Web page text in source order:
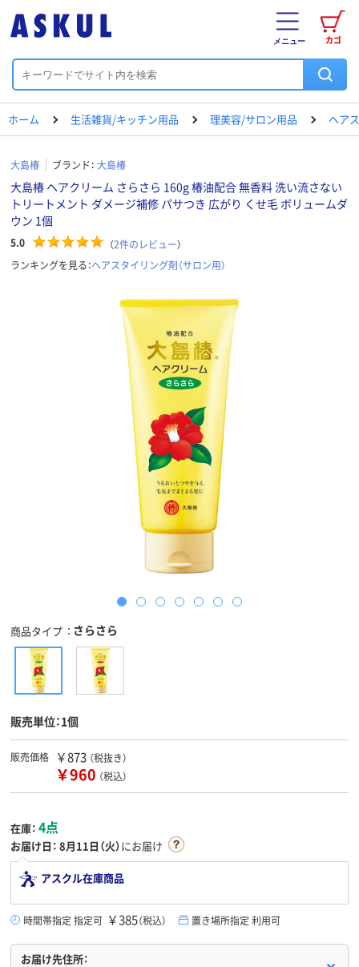
カゴ
メニュー
ホーム 生活雑貨/キッチン用品 理美容/サロン用品 ヘア
大島椿 ブランド： 大島椿
大島椿 ヘアクリーム さらさら 160g 椿油配合 無香料 洗い流さない
トリートメント ダメージ補修 パサつき 広がり くせ毛 ボリュームダ
ウン 1個
5.0 （2件のレビュー）
ランキングを見る：ヘアスタイリング剤（サロン用）
商品タイプ さらさら
販売単位：1個
販売価格 ￥873 （税抜き）
￥960 （税込）
在庫： 4点
お届け日： 8月11日（火）にお届け
アスクル在庫商品
時間帯指定 指定可 ￥385（税込） 置き場所指定 利用可
お届け先住所：